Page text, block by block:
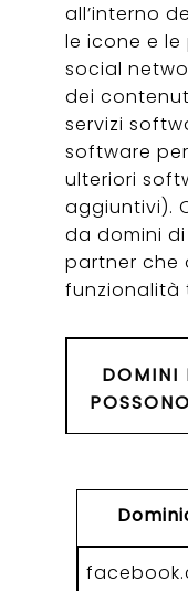
all’interno
le icone e le
social
dei
servizi
software
ulteriori
aggiuntivi).
da domini
partner che
funzionalità
DOMINI